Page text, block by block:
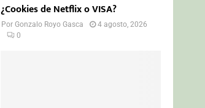
¿Cookies de Netflix o VISA?
PorGonzalo Royo Gasca
4 agosto, 2026
0